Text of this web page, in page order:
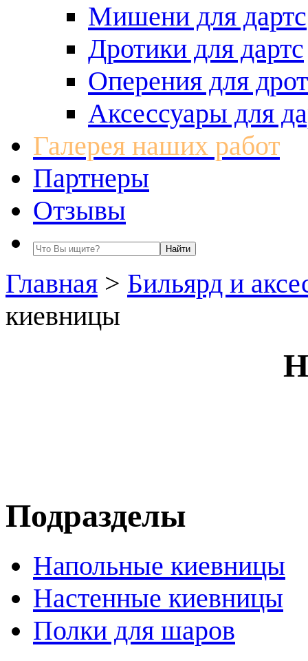
Мишени для дартс
Дротики для дартс
Оперения для
Аксессуары для
Галерея наших работ
Партнеры
Отзывы
Главная > Бильярд и
киевницы
Подразделы
Напольные киевницы
Настенные киевницы
Полки для шаров